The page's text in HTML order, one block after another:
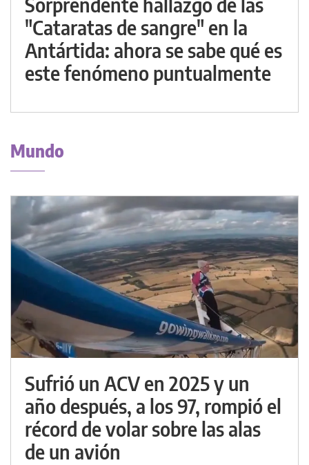
"Cataratas de sangre" en la
Antártida: ahora se sabe qué es
este fenómeno puntualmente
Mundo
Sufrió un ACV en 2025 y un
año después, a los 97, rompió el
récord de volar sobre las alas
de un avión